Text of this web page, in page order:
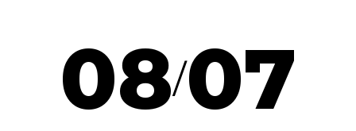
08/07